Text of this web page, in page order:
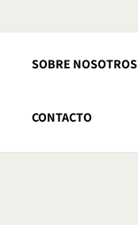
SOBRE NOSOTROS
CONTACTO